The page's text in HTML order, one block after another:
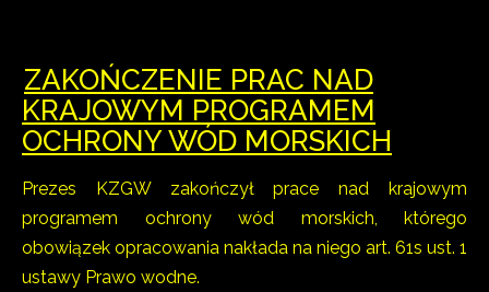
ZAKOŃCZENIE PRAC NAD
KRAJOWYM PROGRAMEM
OCHRONY WÓD MORSKICH
Prezes KZGW zakończył prace nad krajowym
programem ochrony wód morskich, którego
obowiązek opracowania nakłada na niego art. 61s ust. 1
ustawy Prawo wodne.